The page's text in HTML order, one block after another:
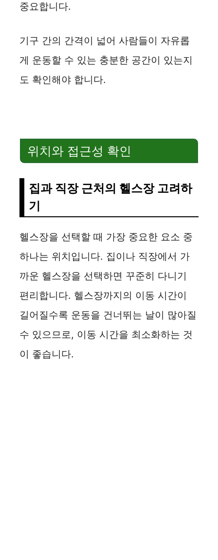
e
중요합니다.
기구 간의 간격이 넓어 사람들이 자유롭
게 운동할 수 있는 충분한 공간이 있는지
도 확인해야 합니다.
위치와 접근성 확인
집과 직장 근처의 헬스장 고려하
기
헬스장을 선택할 때 가장 중요한 요소 중
하나는 위치입니다. 집이나 직장에서 가
까운 헬스장을 선택하면 꾸준히 다니기
편리합니다. 헬스장까지의 이동 시간이
길어질수록 운동을 건너뛰는 날이 많아질
수 있으므로, 이동 시간을 최소화하는 것
이 좋습니다.